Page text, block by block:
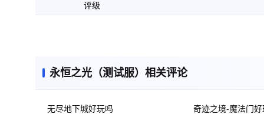
评级
永恒之光（测试服）相关评论
无尽地下城好玩吗 奇迹之境-魔法门好